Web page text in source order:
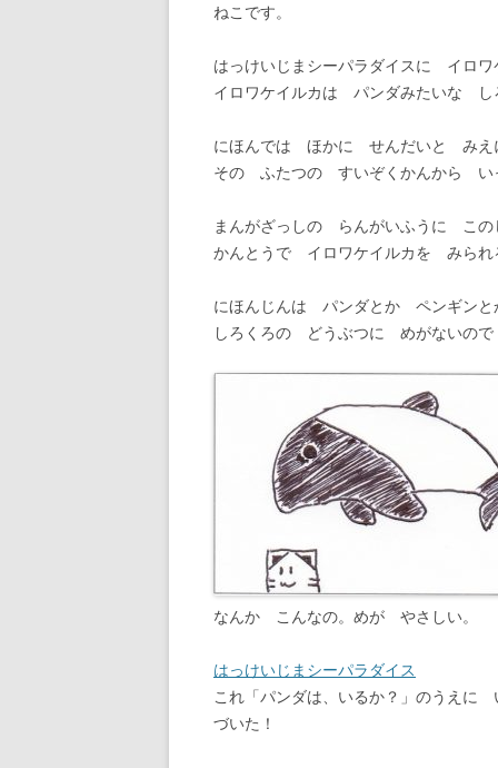
ねこです。
はっけいじまシーパラダイスに イロ
イロワケイルカは パンダみたいな
にほんでは ほかに せんだいと み
その ふたつの すいぞくかんから い
まんがざっしの らんがいふうに こ
かんとうで イロワケイルカを みら
にほんじんは パンダとか ペンギン
しろくろの どうぶつに めがないの
なんか こんなの。めが やさしい。
はっけいじまシーパラダイス
これ「パンダは、いるか？」のうえ
づいた！